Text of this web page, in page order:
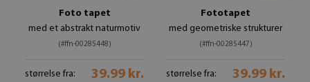
Foto tapet
med et abstrakt naturmotiv
(#ffn-00285448)
størrelse fra: 39.99 kr.
Fototapet
med geometriske strukturer
(#ffn-00285447)
størrelse fra: 39.99 kr.